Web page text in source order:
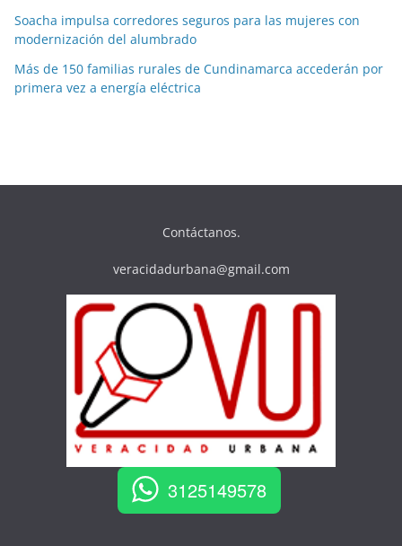
Soacha impulsa corredores seguros para las mujeres con
modernización del alumbrado
Más de 150 familias rurales de Cundinamarca accederán por
primera vez a energía eléctrica
Contáctanos.
veracidadurbana@gmail.com
3125149578